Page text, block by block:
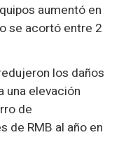
aumentó en
se acortó entre 2
los daños
una elevación
de
de RMB al año en